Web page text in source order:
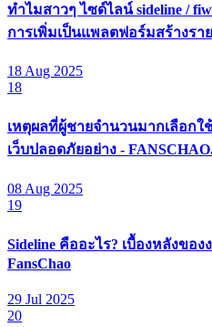
ทำไมสาวๆ ไซด์ไลน์ sideline /
การเพิ่มเป็นแพลตฟอร์มสร้างรา
18 Aug 2025
18
เหตุผลที่ผู้ชายจำนวนมากเลือกใ
เว็บปลอดภัยอย่าง -
08 Aug 2025
19
Sideline คืออะไร? เบื้องหลังขอ
FansChao
29 Jul 2025
20